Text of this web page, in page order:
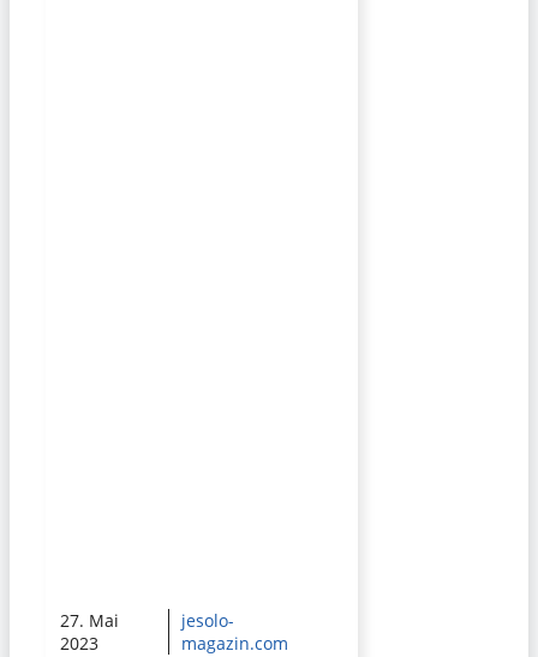
27. Mai
2023
jesolo-
magazin.com